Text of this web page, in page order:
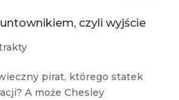
czyli wyjście
pirat, którego statek
A może Chesley